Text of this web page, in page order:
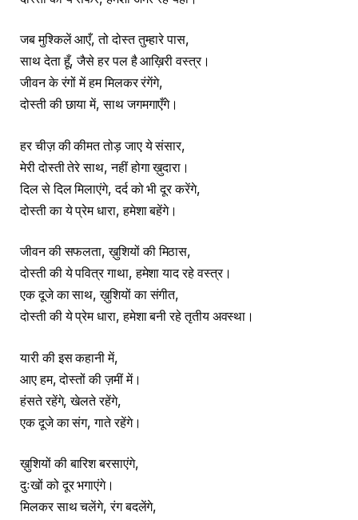
जब मुश्किलें आएँ, तो दोस्त तुम्हारे पास,
साथ देता हूँ, जैसे हर पल है आख़िरी वस्त्र।
जीवन के रंगों में हम मिलकर रंगेंगे,
दोस्ती की छाया में, साथ जगमगाएँगे।
हर चीज़ की कीमत तोड़ जाए ये संसार,
मेरी दोस्ती तेरे साथ, नहीं होगा ख़ुदारा।
दिल से दिल मिलाएंगे, दर्द को भी दूर करेंगे,
दोस्ती का ये प्रेम धारा, हमेशा बहेंगे।
जीवन की सफलता, ख़ुशियों की मिठास,
दोस्ती की ये पवित्र गाथा, हमेशा याद रहे वस्त्र।
एक दूजे का साथ, ख़ुशियों का संगीत,
दोस्ती की ये प्रेम धारा, हमेशा बनी रहे तृतीय अवस्था।
यारी की इस कहानी में,
आए हम, दोस्तों की ज़मीं में।
हंसते रहेंगे, खेलते रहेंगे,
एक दूजे का संग, गाते रहेंगे।
ख़ुशियों की बारिश बरसाएंगे,
दुःखों को दूर भगाएंगे।
मिलकर साथ चलेंगे, रंग बदलेंगे,